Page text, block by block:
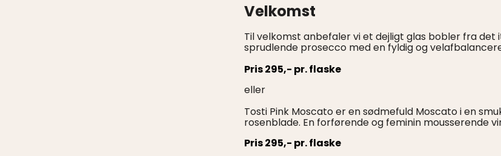
Velkomst
Til velkomst anbefaler vi et dejligt glas bobler fra
sprudlende prosecco med en fyldig og
Pris 295,- pr. flaske
eller
Tosti Pink Moscato er en sødmefuld Moscato i en
rosenblade. En forførende og feminin mousserende
Pris 295,- pr. flaske